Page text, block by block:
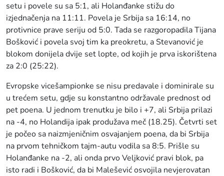
setu i povele su sa 5:1, ali Holanđanke stižu do
izjednačenja na 11:11. Povela je Srbija sa 16:14, no
protivnice prave seriju od 5:0. Tada se razgoropadila Tijana
Bošković i povela svoj tim ka preokretu, a Stevanović je
blokom donijela dvije set lopte, od kojih je prva iskorištena
za 2:0 (25:22).
Evropske vicešampionke se nisu predavale i dominirale su
u trećem setu, gdje su konstantno održavale prednost od
pet poena. U jednom trenutku je bilo i +7, ali Srbija prilazi
na -4, no Holandija ipak produžava meč (18.25). Četvrti set
je počeo sa naizmjeničnim osvajanjem poena, da bi Srbija
na prvom tehničkom tajm-autu vodila sa 8:5. Prišle su
Holanđanke na -2, ali onda prvo Veljković pravi blok, pa
isto radi i Bošković, da bi Malešević osvojila nevjerovatan